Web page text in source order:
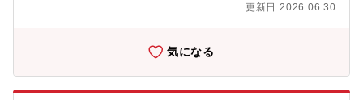
セキュリティ教育や点検、各部門のIT開発計画の管理や開発費
フラの導入計画、設計、管理事業部横断で利用するシステムやイ
ンフラの導入計画の策定、実装から管理までを担当致します。■IT
投資の長期計画策定中長期的な視野で原子力セグメントの事業戦
略を理解し、各部門との接点を持ちながら、適切なIT基盤投資を
更新日 2026.06.30
気になる